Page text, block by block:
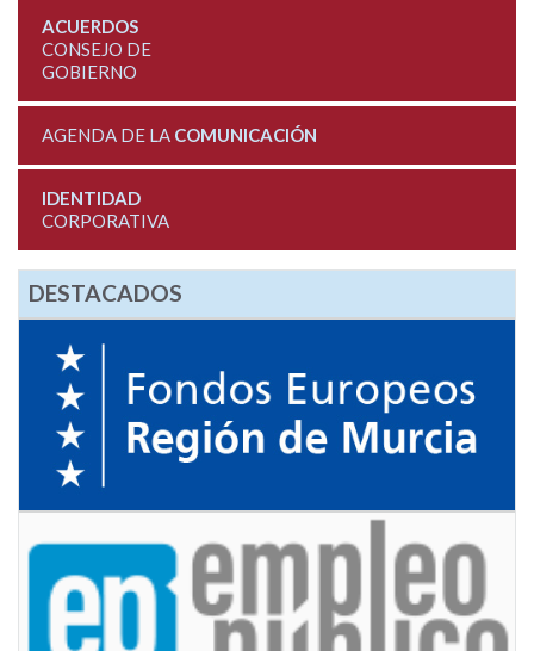
ACUERDOS
CONSEJO DE
GOBIERNO
AGENDA DE LA COMUNICACIÓN
IDENTIDAD
CORPORATIVA
DESTACADOS